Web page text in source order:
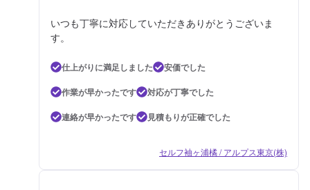
いつも丁寧に対応していただきありがとうございま
す。
仕上がりに満足しました
安価でした
作業が早かったです
対応が丁寧でした
連絡が早かったです
見積もりが正確でした
セルフ袖ヶ浦橘 / アルプス東京(株)